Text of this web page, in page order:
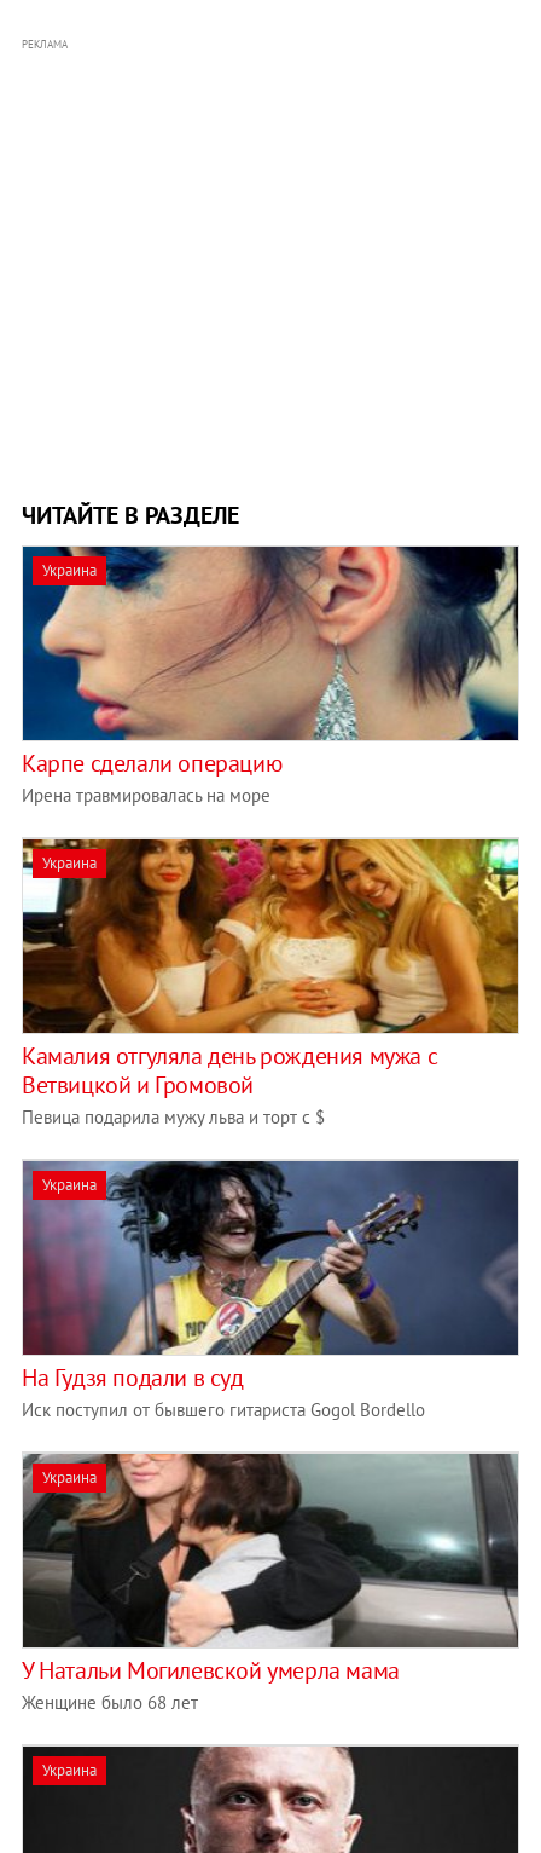
РЕКЛАМА
ЧИТАЙТЕ В РАЗДЕЛЕ
Украина
Карпе сделали операцию
Ирена травмировалась на море
Украина
Камалия отгуляла день рождения мужа с
Ветвицкой и Громовой
Певица подарила мужу льва и торт с $
Украина
На Гудзя подали в суд
Иск поступил от бывшего гитариста Gogol Bordello
Украина
У Натальи Могилевской умерла мама
Женщине было 68 лет
Украина